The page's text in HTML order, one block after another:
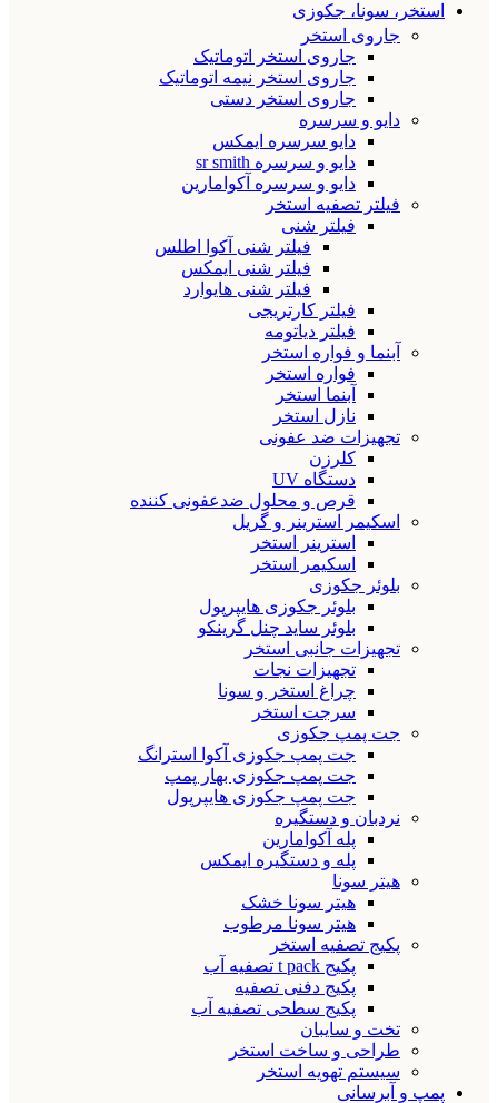
استخر، سونا، جکوزی
جاروی استخر
جاروی استخر اتوماتیک
جاروی استخر نیمه اتوماتیک
جاروی استخر دستی
دایو و سرسره
دایو سرسره ایمکس
دایو و سرسره sr smith
دایو و سرسره آکوامارین
فیلتر تصفیه استخر
فیلتر شنی
فیلتر شنی آکوا اطلس
فیلتر شنی ایمکس
فیلتر شنی هایوارد
فیلتر کارتریجی
فیلتر دیاتومه
آبنما و فواره استخر
فواره استخر
آبنما استخر
نازل استخر
تجهیزات ضد عفونی
کلرزن
دستگاه UV
قرص و محلول ضدعفونی کننده
اسکیمر استرینر و گریل
استرینر استخر
اسکیمر استخر
بلوئر جکوزی
بلوئر جکوزی هایپرپول
بلوئر ساید چنل گرینکو
تجهیزات جانبی استخر
تجهیزات نجات
چراغ استخر و سونا
سرجت استخر
جت پمپ جکوزی
جت پمپ جکوزی آکوا استرانگ
جت پمپ جکوزی بهار پمپ
جت پمپ جکوزی هایپرپول
نردبان و دستگیره
پله آکوامارین
پله و دستگیره ایمکس
هیتر سونا
هیتر سونا خشک
هیتر سونا مرطوب
پکیج تصفیه استخر
پکیج t pack تصفیه آب
پکیج دفنی تصفیه
پکیج سطحی تصفیه آب
تخت و سایبان
طراحی و ساخت استخر
سیستم تهویه استخر
پمپ و آبرسانی